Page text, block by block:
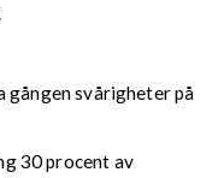
svårigheter på
30 procent av